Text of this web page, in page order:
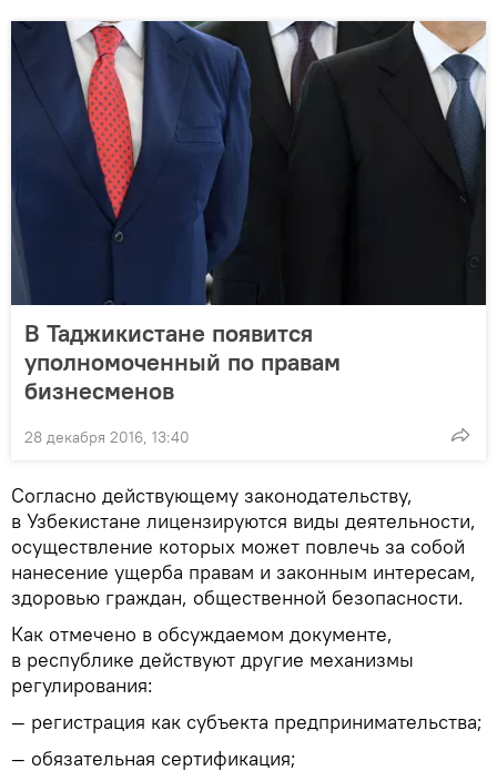
В Таджикистане появится
уполномоченный по правам
бизнесменов
28 декабря 2016, 13:40
Согласно действующему законодательству,
в Узбекистане лицензируются виды деятельности,
осуществление которых может повлечь за собой
нанесение ущерба правам и законным интересам,
здоровью граждан, общественной безопасности.
Как отмечено в обсуждаемом документе,
в республике действуют другие механизмы
регулирования:
— регистрация как субъекта предпринимательства;
— обязательная сертификация;